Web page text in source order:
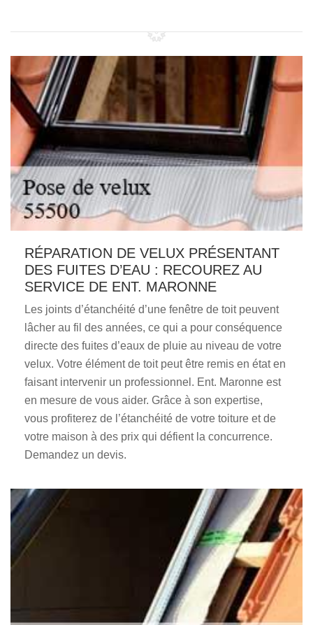
RÉPARATION DE VELUX PRÉSENTANT
DES FUITES D’EAU : RECOUREZ AU
SERVICE DE ENT. MARONNE
Les joints d’étanchéité d’une fenêtre de toit peuvent
lâcher au fil des années, ce qui a pour conséquence
directe des fuites d’eaux de pluie au niveau de votre
velux. Votre élément de toit peut être remis en état en
faisant intervenir un professionnel. Ent. Maronne est
en mesure de vous aider. Grâce à son expertise,
vous profiterez de l’étanchéité de votre toiture et de
votre maison à des prix qui défient la concurrence.
Demandez un devis.